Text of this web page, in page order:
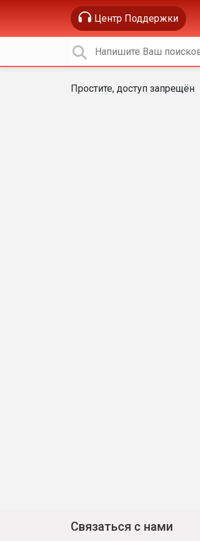
Центр Поддержки
Простите, доступ запрещён
Связаться с нами